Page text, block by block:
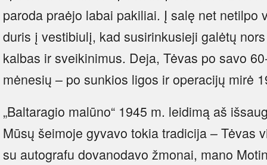
paroda praėjo labai pakiliai. Į salę net netilpo
duris į vestibiulį, kad susirinkusieji galėtų
kalbas ir sveikinimus. Deja, Tėvas po savo
mėnesių – po sunkios ligos ir operacijų mirė
„Baltaragio malūno“ 1945 m. leidimą aš
Mūsų šeimoje gyvavo tokia tradicija – Tėvas
su autografu dovanodavo žmonai, mano